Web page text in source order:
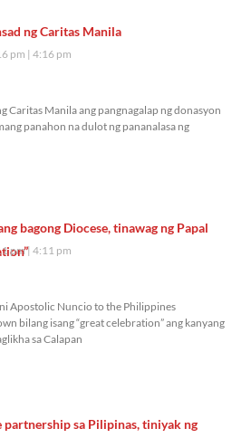
ng Caritas Manila
pm 4:16 pm
Caritas Manila ang pangnagalap ng donasyon
panahon na dulot ng pananalasa ng
bagong Diocese, tinawag ng Papal
pm 4:11 pm
Apostolic Nuncio to the Philippines
bilang isang “great celebration” ang kanyang
sa Calapan
partnership sa Pilipinas, tiniyak ng